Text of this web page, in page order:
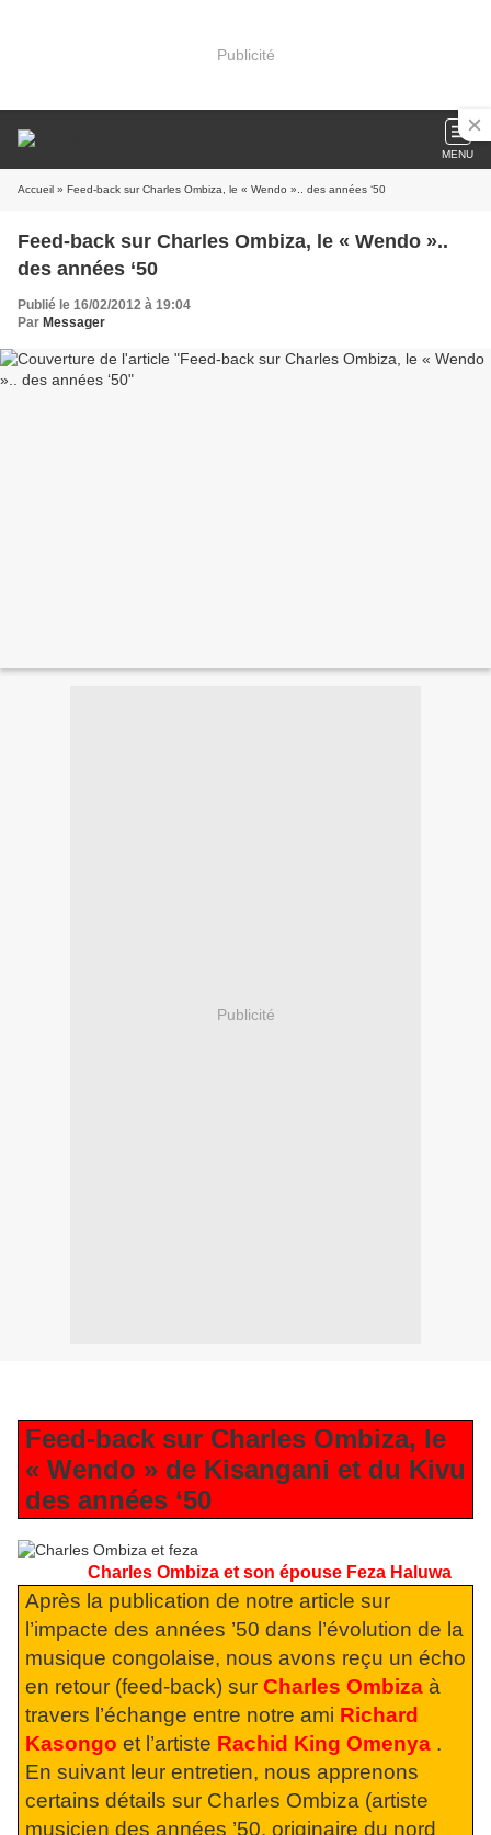
Publicité
MENU
Accueil » Feed-back sur Charles Ombiza, le « Wendo ».. des années ‘50
Feed-back sur Charles Ombiza, le « Wendo »..
des années ‘50
Publié le 16/02/2012 à 19:04
Par Messager
Publicité
Feed-back sur Charles Ombiza, le
« Wendo » de Kisangani et du Kivu
des années ‘50
Charles Ombiza et son épouse Feza Haluwa
Après la publication de notre article sur
l’impacte des années ’50 dans l’évolution de la
musique congolaise, nous avons reçu un écho
en retour (feed-back) sur Charles Ombizaà
travers l’échange entre notre ami Richard
Kasongo et l’artiste Rachid King Omenya.
En suivant leur entretien, nous apprenons
certains détails sur Charles Ombiza (artiste
musicien des années ’50, originaire du nord